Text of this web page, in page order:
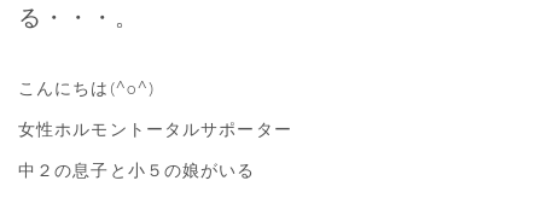
る・・・。
こんにちは(^o^)
女性ホルモントータルサポーター
中２の息子と小５の娘がいる